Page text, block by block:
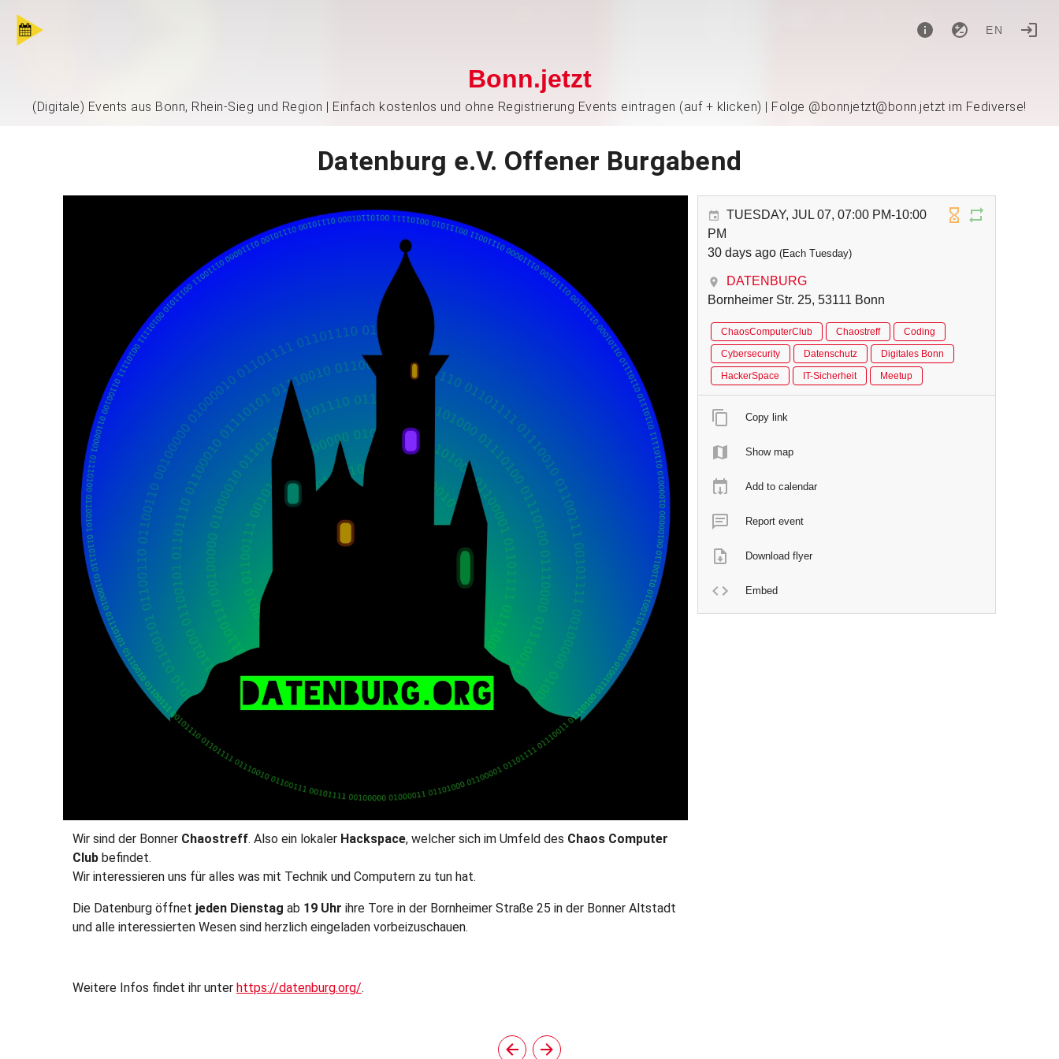
EN
Bonn.jetzt
(Digitale) Events aus Bonn, Rhein-Sieg und Region | Einfach kostenlos und ohne Registrierung Events eintragen (auf + klicken) | Folge @bonnjetzt@bonn.jetzt im Fediverse!
Datenburg e.V. Offener Burgabend
Wir sind der Bonner Chaostreff. Also ein lokaler Hackspace, welcher sich im Umfeld des Chaos Computer
Club befindet.
Wir interessieren uns für alles was mit Technik und Computern zu tun hat.
Die Datenburg öffnet jeden Dienstag ab 19 Uhr ihre Tore in der Bornheimer Straße 25 in der Bonner Altstadt
und alle interessierten Wesen sind herzlich eingeladen vorbeizuschauen.
Weitere Infos findet ihr unter https://datenburg.org/.
TUESDAY, JUL 07, 07:00 PM-10:00
PM
30 days ago (Each Tuesday)
DATENBURG
Bornheimer Str. 25, 53111 Bonn
ChaosComputerClub Chaostreff
Coding
Cybersecurity
Datenschutz
Digitales Bonn
HackerSpace
IT-Sicherheit Meetup
Copy link
Show map
Add to calendar
Report event
Download flyer
Embed